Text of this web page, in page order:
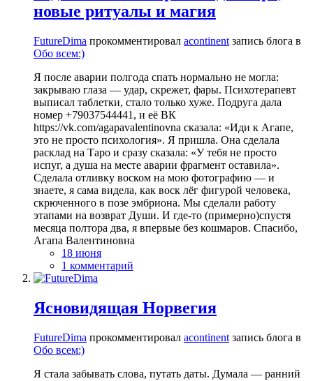
новые ритуалы и магия
FutureDima прокомментировал acontinent запись блога в
Обо всем:)
Я после аварии полгода спать нормально не могла:
закрываю глаза — удар, скрежет, фары. Психотерапевт
выписал таблетки, стало только хуже. Подруга дала
номер +79037544441, и её ВК
https://vk.com/agapavalentinovna сказала: «Иди к Агапе,
это не просто психология». Я пришла. Она сделала
расклад на Таро и сразу сказала: «У тебя не просто
испуг, а душа на месте аварии фрагмент оставила».
Сделала отливку воском на мою фотографию — и
знаете, я сама видела, как воск лёг фигурой человека,
скрюченного в позе эмбриона. Мы сделали работу
этапами на возврат Души. И где-то (примерно)спустя
месяца полтора два, я впервые без кошмаров. Спасибо,
Агапа Валентиновна
18 июня
1 комментарий
Ясновидящая Норвегия
FutureDima прокомментировал acontinent запись блога в
Обо всем:)
Я стала забывать слова, путать даты. Думала — ранний